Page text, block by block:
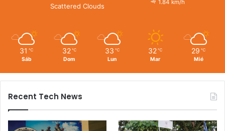
Scattered Clouds
1.84 km/h
31 ℃
Sáb
32 ℃
Dom
33 ℃
Lun
32 ℃
Mar
29 ℃
Mié
Recent Tech News